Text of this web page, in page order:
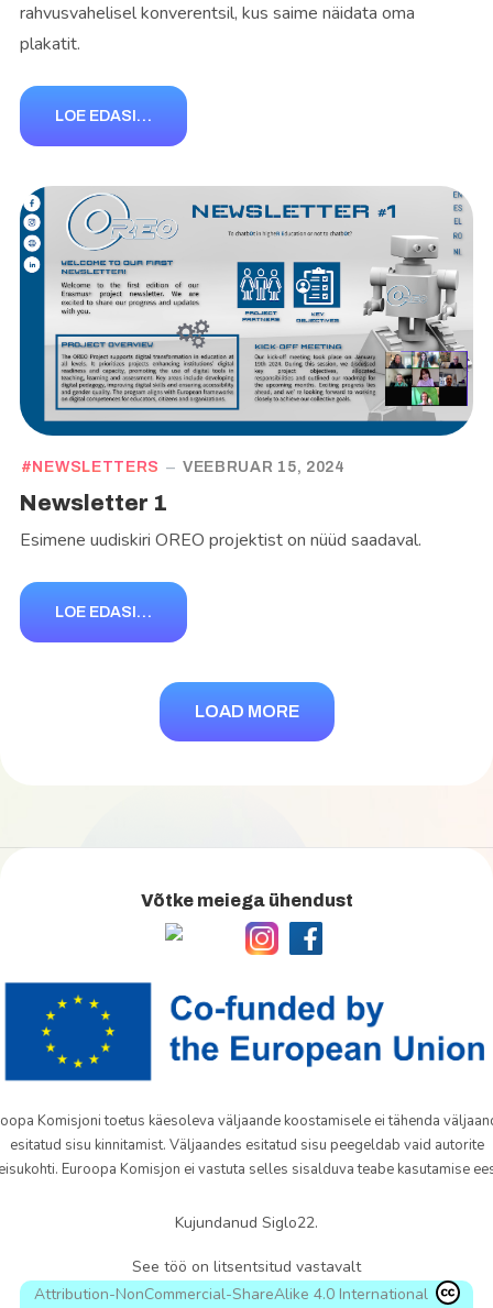
rahvusvahelisel konverentsil, kus saime näidata oma
plakatit.
LOE EDASI…
NEWSLETTERS VEEBRUAR 15, 2024
Newsletter 1
Esimene uudiskiri OREO projektist on nüüd saadaval.
LOE EDASI…
LOAD MORE
Võtke meiega ühendust
Komisjoni toetus käesoleva väljaande koostamisele ei tähenda
esitatud sisu kinnitamist. Väljaandes esitatud sisu peegeldab vaid autorite
Euroopa Komisjon ei vastuta selles sisalduva teabe kasutamise
Kujundanud Siglo22.
See töö on litsentsitud vastavalt
Attribution-NonCommercial-ShareAlike 4.0 International